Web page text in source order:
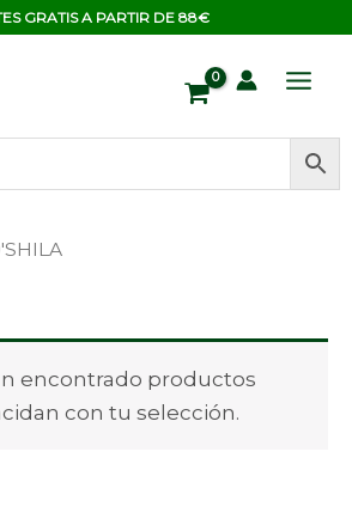
GRATIS A PARTIR DE 88€
encontrado productos
con tu selección.